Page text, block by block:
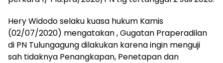
Hery Widodo selaku kuasa hukum Kamis
(02/07/2020) mengatakan , Gugatan Praperadilan
di PN Tulungagung dilakukan karena ingin menguji
sah tidaknya Penangkapan, Penetapan dan